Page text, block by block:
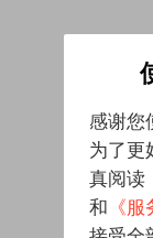
感谢您
为了更
真阅读
和 《服